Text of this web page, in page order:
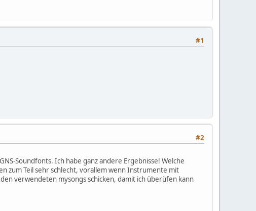
#1
#2
Soundfonts. Ich habe ganz andere Ergebnisse! Welche
zum Teil sehr schlecht, vorallem wenn Instrumente mit
verwendeten mysongs schicken, damit ich überüfen kann